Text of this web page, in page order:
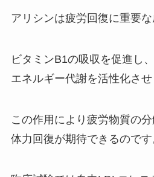
アリシンは疲労回復に重要な
ビタミンB1の吸収を促進し、
エネルギー代謝を活性化させ
この作用により疲労物質の分
体力回復が期待できるのです